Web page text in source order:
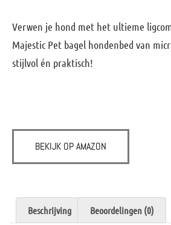
Verwen je hond met het ultieme
Majestic Pet bagel hondenbed van
stijlvol én praktisch!
BEKIJK OP AMAZON
Beschrijving Beoordelingen (0)